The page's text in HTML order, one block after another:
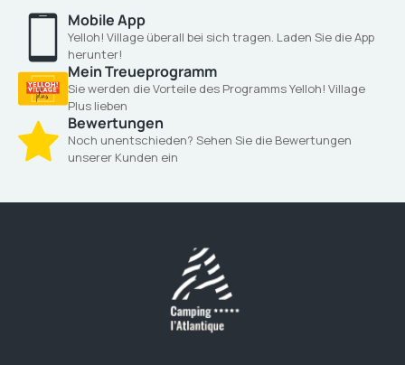
Mobile App
Yelloh! Village überall bei sich tragen. Laden Sie die App
herunter!
Mein Treueprogramm
Sie werden die Vorteile des Programms Yelloh! Village
Plus lieben
Bewertungen
Noch unentschieden? Sehen Sie die Bewertungen
unserer Kunden ein